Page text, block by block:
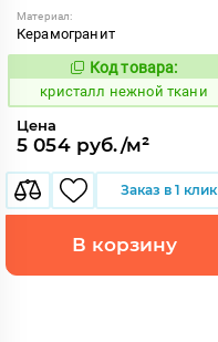
Материал:
Керамогранит
820605
Код товара:
кристалл нежной ткани
Цена
5 054 руб./м²
Заказ в 1 клик
В корзину